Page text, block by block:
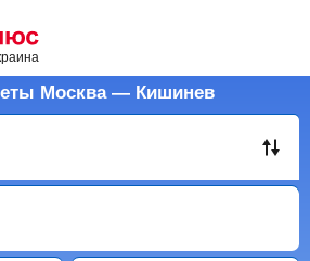
Москва — Кишинев